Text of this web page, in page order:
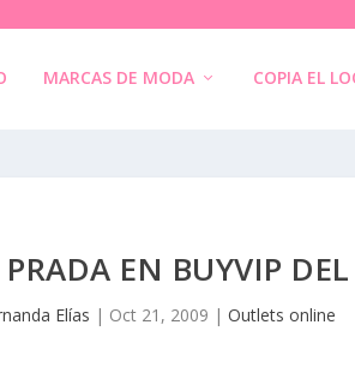
MARCAS DE MODA COPIA EL
EN BUYVIP
Elías | Oct 21, 2009 | Outlets online